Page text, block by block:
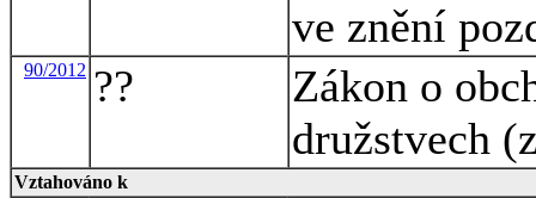
ve znění
90/2012 ??
Zákon o
družstvech
Vztahováno k